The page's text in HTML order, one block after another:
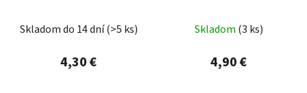
Skladom do 14 dní(>5 ks)
4,30 €
Skladom (3 ks)
4,90 €